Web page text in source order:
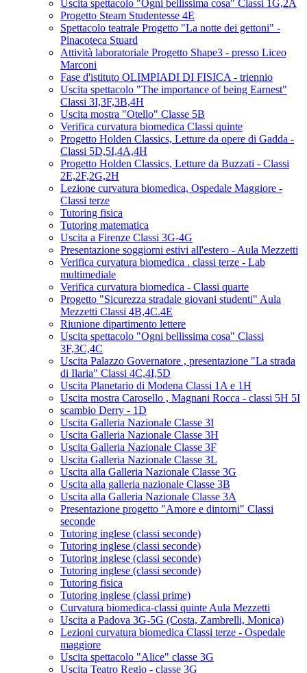
Uscita spettacolo "Ogni bellissima cosa" Classi 1G,2A
Progetto Steam Studentesse 4E
Spettacolo teatrale Progetto "La notte dei gettoni" -
Pinacoteca Stuard
Attività laboratoriale Progetto Shape3 - presso Liceo
Marconi
Fase d'istituto OLIMPIADI DI FISICA - triennio
Uscita spettacolo "The importance of being Earnest"
Classi 3I,3F,3B,4H
Uscita mostra "Otello" Classe 5B
Verifica curvatura biomedica Classi quinte
Progetto Holden Classics, Letture da opere di Gadda -
Classi 5D,5I,4A,4H
Progetto Holden Classics, Letture da Buzzati - Classi
2E,2F,2G,2H
Lezione curvatura biomedica, Ospedale Maggiore -
Classi terze
Tutoring fisica
Tutoring matematica
Uscita a Firenze Classi 3G-4G
Presentazione soggiorni estivi all'estero - Aula Mezzetti
Verifica curvatura biomedica . classi terze - Lab
multimediale
Verifica curvatura biomedica - Classi quarte
Progetto "Sicurezza stradale giovani studenti" Aula
Mezzetti Classi 4B,4C.4E
Riunione dipartimento lettere
Uscita spettacolo "Ogni bellissima cosa" Classi
3F,3C,4C
Uscita Palazzo Governatore , presentazione "La strada
di Ilaria" Classi 4C,4I,5D
Uscita Planetario di Modena Classi 1A e 1H
Uscita mostra Carosello , Magnani Rocca - classi 5H 5I
scambio Derry - 1D
Uscita Galleria Nazionale Classe 3I
Uscita Galleria Nazionale Classe 3H
Uscita Galleria Nazionale Classe 3F
Uscita Galleria Nazionale Classe 3L
Uscita alla Galleria Nazionale Classe 3G
Uscita alla galleria nazionale Classe 3B
Uscita alla Galleria Nazionale Classe 3A
Presentazione progetto "Amore e dintorni" Classi
seconde
Tutoring inglese (classi seconde)
Tutoring inglese (classi seconde)
Tutoring inglese (classi seconde)
Tutoring inglese (classi seconde)
Tutoring fisica
Tutoring inglese (classi prime)
Curvatura biomedica-classi quinte Aula Mezzetti
Uscita a Padova 3G-5G (Costa, Zambrelli, Monica)
Lezioni curvatura biomedica Classi terze - Ospedale
maggiore
Uscita spettacolo "Alice" classe 3G
Uscita Teatro Regio - classe 3G